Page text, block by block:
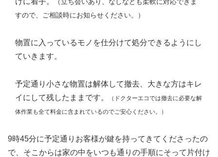
すので、ご相談時にお知らせください。）
物置に入っているモノを仕分けて処分できるようにし
ていきます。
予定通り小さな物置は解体して撤去、大きな方はキレ
イにして残したままです。
（ドクターエコでは撤去に必要な解
体作業も全て料金に含まれているのでご安心ください。）
9時45分に予定通りお客様が鍵を持ってきてくださったの
で、そこからは家の中をいつも通りの手順にそって片付け